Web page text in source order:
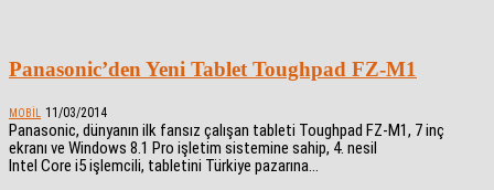
Panasonic’den Yeni Tablet Toughpad FZ-M1
MOBIL 11/03/2014
Panasonic, dünyanın ilk fansız çalışan tableti Toughpad FZ-M1, 7 inç
ekranı ve Windows 8.1 Pro işletim sistemine sahip, 4. nesil
Intel Core i5 işlemcili, tabletini Türkiye pazarına...